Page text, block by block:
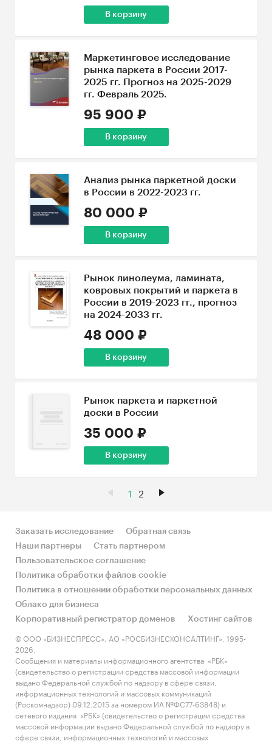
В корзину
Маркетинговое исследование
рынка паркета в России 2017-
2025 гг. Прогноз на 2025-2029
гг. Февраль 2025.
95 900 ₽
В корзину
Анализ рынка паркетной доски
в России в 2022-2023 гг.
80 000 ₽
В корзину
Рынок линолеума, ламината,
ковровых покрытий и паркета в
России в 2019-2023 гг., прогноз
на 2024-2033 гг.
48 000 ₽
В корзину
Рынок паркета и паркетной
доски в России
35 000 ₽
В корзину
1 2
Заказать исследование
Обратная связь
Наши партнеры
Стать партнером
Пользовательское соглашение
Политика обработки файлов cookie
Политика в отношении обработки персональных данных
Облако для бизнеса
Корпоративный регистратор доменов
Хостинг сайтов
© ООО «БИЗНЕСПРЕСС», АО «РОСБИЗНЕСКОНСАЛТИНГ», 1995-
2026.
Сообщения и материалы информационного агентства «РБК»
(свидетельство о регистрации средства массовой информации
выдано Федеральной службой по надзору в сфере связи,
информационных технологий и массовых коммуникаций
(Роскомнадзор) 09.12.2015 за номером ИА №ФС77-63848) и
сетевого издания «РБК» (свидетельство о регистрации средства
массовой информации выдано Федеральной службой по надзору в
сфере связи, информационных технологий и массовых